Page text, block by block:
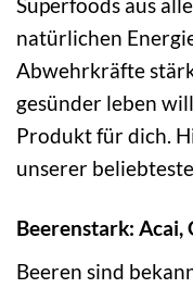
Superfoods aus
natürlichen
Abwehrkräfte
gesünder leben
Produkt für dich.
unserer
Beerenstark: Acai,
Beeren sind